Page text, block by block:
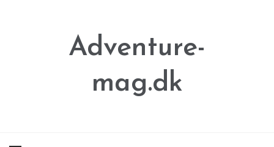
Adventure-
mag.dk